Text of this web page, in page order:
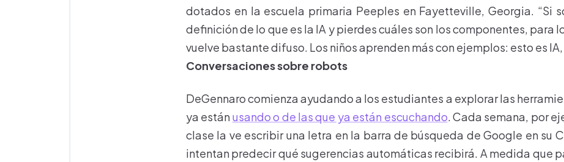
dotados en la escuela primaria Peeples en Fayetteville, Georgia. “Si
definición de lo que es la IA y pierdes cuáles son los componentes, para
vuelve bastante difuso. Los niños aprenden más con ejemplos: esto es
Conversaciones sobre robots
DeGennaro comienza ayudando a los estudiantes a explorar las
ya estánusando o de las que ya están escuchando. Cada semana, por
clase la ve escribir una letra en la barra de búsqueda de Google en su
intentan predecir qué sugerencias automáticas recibirá. A medida que